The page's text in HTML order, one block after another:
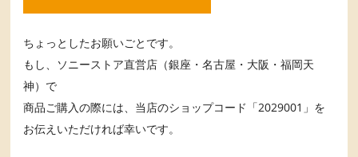
ちょっとしたお願いごとです。
もし、ソニーストア直営店（銀座・名古屋・大阪・福岡天
神）で
商品ご購入の際には、当店のショップコード「2029001」を
お伝えいただければ幸いです。